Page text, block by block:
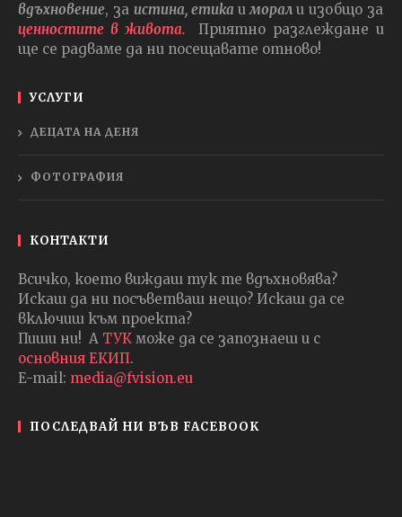
вдъхновение, за истина, етика и морали изобщо за
ценностите в живота.
Приятно разглеждане и
ще се радваме да ни посещавате отново!
УСЛУГИ
ДЕЦАТА НА ДЕНЯ
ФОТОГРАФИЯ
КОНТАКТИ
Всичко, което виждаш тук те вдъхновява?
Искаш да ни посъветваш нещо? Искаш да се
включиш към проекта?
Пиши ни! А ТУК може да се запознаеш и с
основния ЕКИП.
E-mail: media@fvision.eu
ПОСЛЕДВАЙ НИ ВЪВ FACEBOOK